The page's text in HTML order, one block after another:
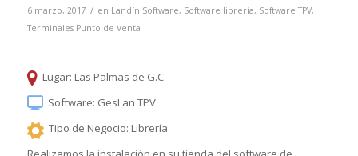
6 marzo, 2017 / en Landín Software, Software librería, Software TPV,
Terminales Punto de Venta
Lugar: Las Palmas de G.C.
Software: GesLan TPV
Tipo de Negocio: Librería